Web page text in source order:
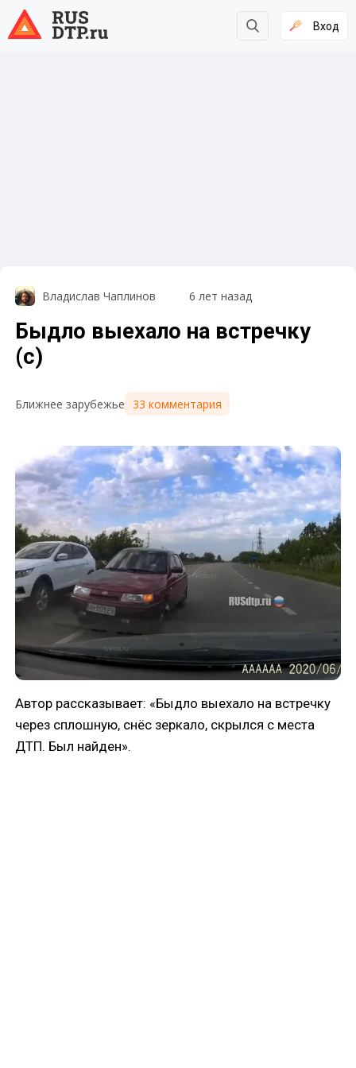
Вход
Владислав Чаплинов 6 лет назад
Быдло выехало на встречку
(с)
Ближнее зарубежье 33 комментария
Автор рассказывает: «Быдло выехало на встречку
через сплошную, снёс зеркало, скрылся с места
ДТП. Был найден».